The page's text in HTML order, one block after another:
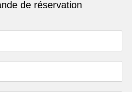
de réservation